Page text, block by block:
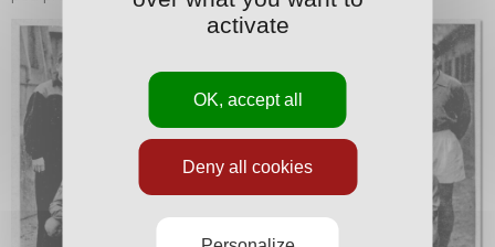
activate
OK, accept all
Deny all cookies